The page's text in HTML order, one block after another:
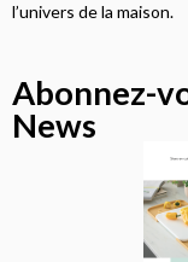
l’univers de la maison.
Abonnez-
News